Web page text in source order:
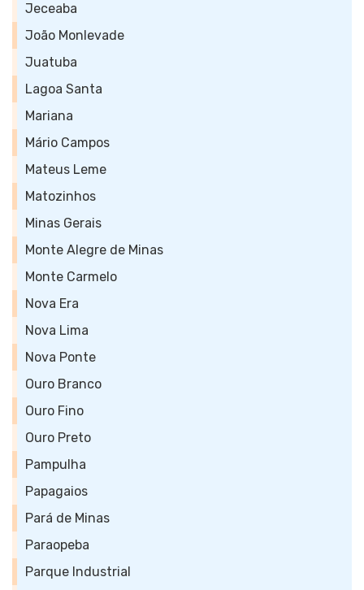
Jeceaba
João Monlevade
Juatuba
Lagoa Santa
Mariana
Mário Campos
Mateus Leme
Matozinhos
Minas Gerais
Monte Alegre de Minas
Monte Carmelo
Nova Era
Nova Lima
Nova Ponte
Ouro Branco
Ouro Fino
Ouro Preto
Pampulha
Papagaios
Pará de Minas
Paraopeba
Parque Industrial